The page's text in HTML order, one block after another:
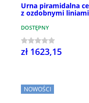
Urna piramidalna
z ozdobnymi
DOSTĘPNY
zł 1623,15
NOWOŚCI